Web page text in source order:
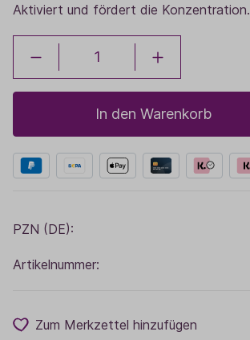
Aktiviert und fördert die Konzentration.
In den Warenkorb
PZN (DE):
Artikelnummer:
Zum Merkzettel hinzufügen